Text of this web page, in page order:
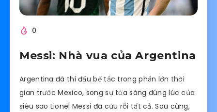
0
Messi: Nhà vua của Argentina
Argentina đã thi đấu bế tắc trong phần lớn thời
gian trước Mexico, song sự tỏa sáng đúng lúc của
siêu sao Lionel Messi đã cứu rỗi tất cả. Sau cùng,